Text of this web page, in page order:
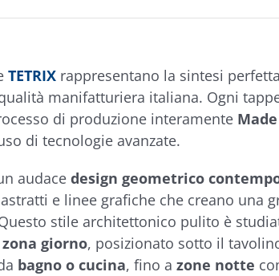
TETRIX rappresentano la sintesi
manifatturiera italiana. Ogni
di produzione interamente
di tecnologie avanzate.
audace design geometrico
e linee grafiche che creano una
stile architettonico pulito è
zona giorno, posizionato sotto il
bagno o cucina, fino a zone notte